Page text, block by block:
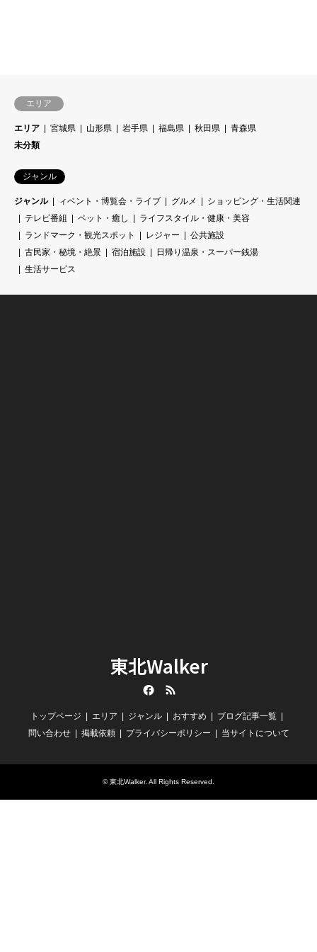
エリア
エリア 宮城県 山形県 岩手県 福島県 秋田県
青森県
未分類
ジャンル
ジャンル ィベント・博覧会・ライブ グルメ
ショッピング・生活関連
テレビ番組
ペット・癒し
ライフスタイル・健康・美容
ランドマーク・観光スポット
レジャー
公共施設
古民家・秘境・絶景
宿泊施設
日帰り温泉・スーパー銭湯
生活サービス
東北Walker
トップページ エリア ジャンル おすすめ
ブログ記事一覧
問い合わせ
掲載依頼 プライバシーポリシー 当サイトについて
©東北Walker. All Rights Reserved.